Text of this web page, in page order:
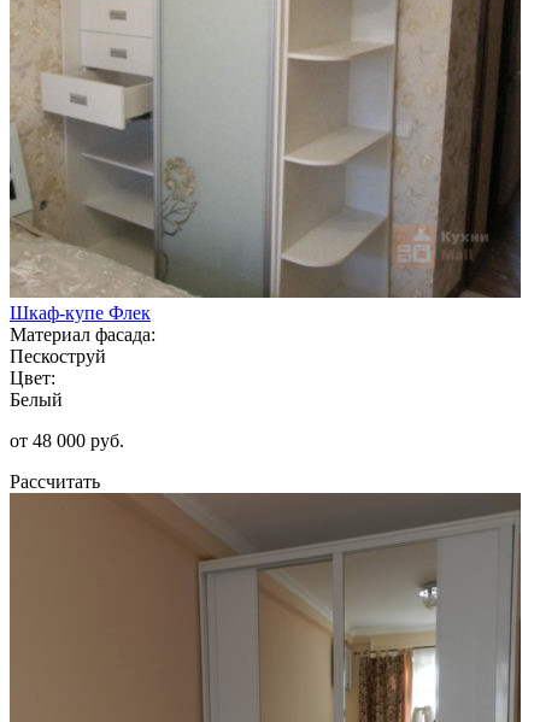
Шкаф-купе Флек
Материал фасада:
Пескоструй
Цвет:
Белый
от 48 000 руб.
Рассчитать